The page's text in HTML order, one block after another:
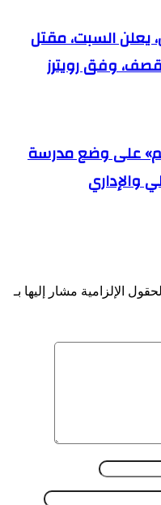
السبت، مقتل
وفق رويترز
على وضع مدرسة
والإداري
الحقول الإلزامية مشار إليها بـ